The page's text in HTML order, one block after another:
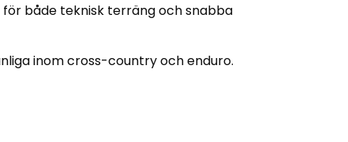
både teknisk terräng och snabba
inom cross-country och enduro.